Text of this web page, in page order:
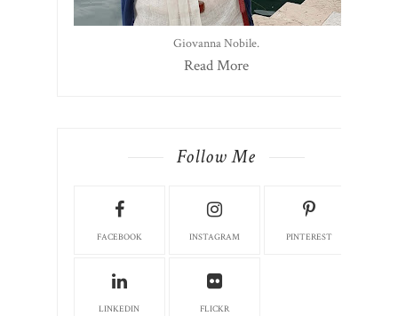
Giovanna Nobile.
Read More
Follow Me
FACEBOOK INSTAGRAM PINTEREST
LINKEDIN FLICKR